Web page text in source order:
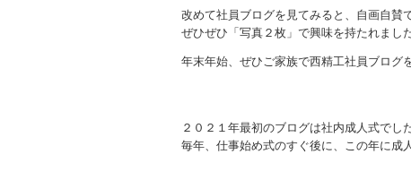
改めて社員ブログを見てみると、自画自賛
ぜひぜひ「写真２枚」で興味を持たれまし
年末年始、ぜひご家族で西精工社員ブログ
２０２１年最初のブログは社内成人式でした
毎年、仕事始め式のすぐ後に、この年に成